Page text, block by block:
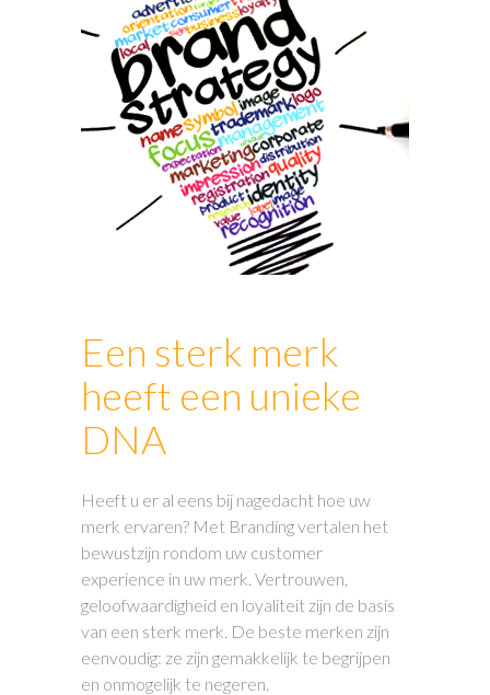
Een sterk merk
heeft een unieke
DNA
Heeft u er al eens bij nagedacht hoe uw
merk ervaren? Met Branding vertalen het
bewustzijn rondom uw customer
experience in uw merk. Vertrouwen,
geloofwaardigheid en loyaliteit zijn de basis
van een sterk merk. De beste merken zijn
eenvoudig: ze zijn gemakkelijk te begrijpen
en onmogelijk te negeren.